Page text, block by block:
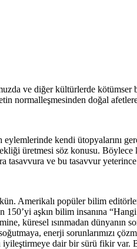
ve diğer kültürlerde kötümser
normalleşmesinden doğal
eylemlerinde kendi ütopyalarını
üretmesi söz konusu. Böylece
tasavvura ve bu tasavvur
Amerikalı popüler bilim
150’yi aşkın bilim insanına
küresel ısınmadan
enerji sorunlarımızı
iyileştirmeye dair bir sürü fikir